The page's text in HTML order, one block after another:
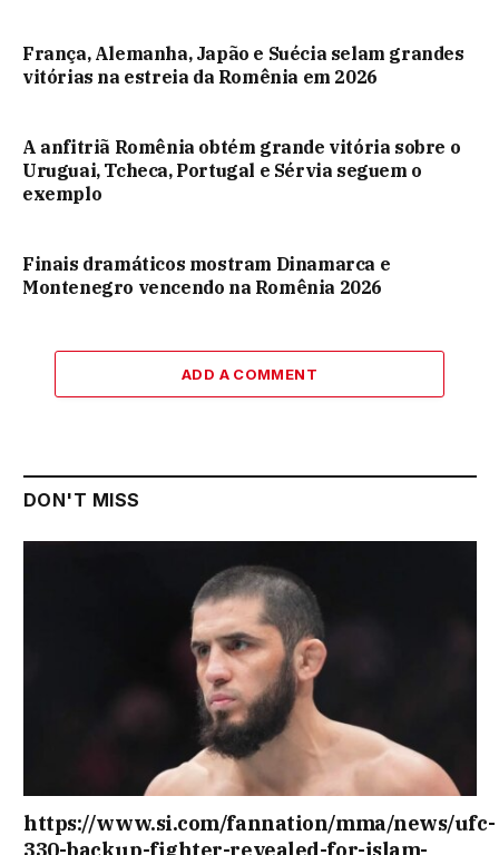
França, Alemanha, Japão e Suécia selam grandes
vitórias na estreia da Romênia em 2026
A anfitriã Romênia obtém grande vitória sobre o
Uruguai, Tcheca, Portugal e Sérvia seguem o
exemplo
Finais dramáticos mostram Dinamarca e
Montenegro vencendo na Romênia 2026
ADD A COMMENT
DON'T MISS
https://www.si.com/fannation/mma/news/ufc-